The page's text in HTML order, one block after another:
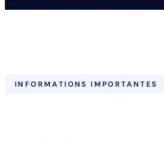
INFORMATIONS IMPORTANTES